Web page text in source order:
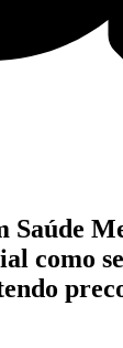
Saúde
como